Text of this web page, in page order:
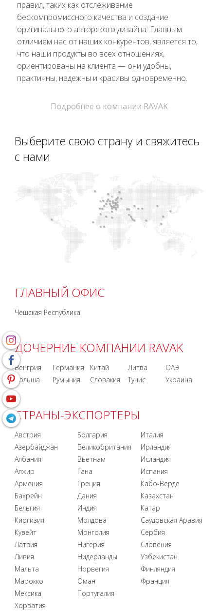
правил, таких как отслеживание
бескомпромиссного качества и создание
оригинального авторского дизайна. Главным
отличием нас от наших конкурентов, является то,
что наши продукты во всех отношениях,
ориентированы на клиента — они удобны,
практичны, надежны и красивы одновременно.
Подробнее о компании RAVAK
Выберите свою страну и свяжитесь
с нами
ГЛАВНЫЙ ОФИС
Чешская Республика
ДОЧЕРНИЕ КОМПАНИИ RAVAK
Венгрия Германия Китай Литва
ОАЭ
Польша
Румыния Словакия Тунис Украина
СТРАНЫ-ЭКСПОРТЕРЫ
Австрия
Азербайджан
Албания
Алжир
Армения
Бахрейн
Бельгия
Болгария
Великобритания
Вьетнам
Гана
Греция
Дания
Индия
Италия
Ирландия
Исландия
Испания
Кабо-Верде
Казахстан
Катар
Киргизия
Кувейт
Латвия
Ливия
Мальта
Марокко
Мексика
Молдова
Монголия
Нигерия
Нидерланды
Норвегия
Оман
Португалия
Саудовская Аравия
Сербия
Словения
Узбекистан
Финляндия
Франция
Хорватия